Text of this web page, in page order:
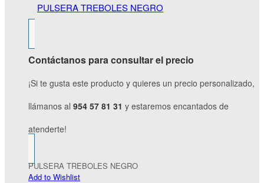
PULSERA TREBOLES NEGRO
Contáctanos para consultar el precio
¡Si te gusta este producto y quieres un precio personalizado,
llámanos al 954 57 81 31 y estaremos encantados de
atenderte!
PULSERA TREBOLES NEGRO
Add to Wishlist